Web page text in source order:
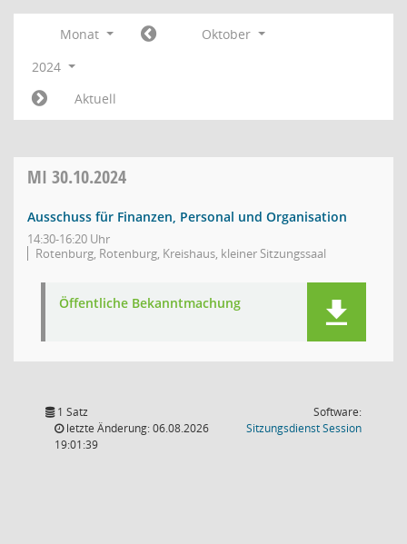
Monat
Oktober
2024
Aktuell
MI 30.10.2024
Ausschuss für Finanzen, Personal und Organisation
14:30-16:20 Uhr
Rotenburg, Rotenburg, Kreishaus, kleiner Sitzungssaal
Öffentliche Bekanntmachung
1 Satz
letzte Änderung: 06.08.2026
19:01:39
Software:
SitzungsdienstSession(Wird in